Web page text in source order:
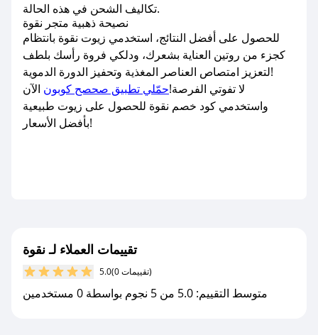
تكاليف الشحن في هذه الحالة.
نصيحة ذهبية متجر نقوة
للحصول على أفضل النتائج، استخدمي زيوت نقوة بانتظام
كجزء من روتين العناية بشعرك، ودلكي فروة رأسك بلطف
لتعزيز امتصاص العناصر المغذية وتحفيز الدورة الدموية!
لا تفوتي الفرصة!حمّلي تطبيق صحصح كوبون الآن
واستخدمي كود خصم نقوة للحصول على زيوت طبيعية
بأفضل الأسعار!
تقييمات العملاء لـ نقوة
5.0 (0 تقييمات)
متوسط التقييم: 5.0 من 5 نجوم بواسطة 0 مستخدمين